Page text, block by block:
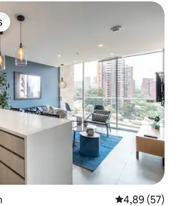
4,89 de uma
4,89 (57)